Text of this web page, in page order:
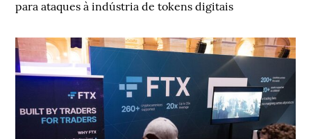
para ataques à indústria de tokens digitais